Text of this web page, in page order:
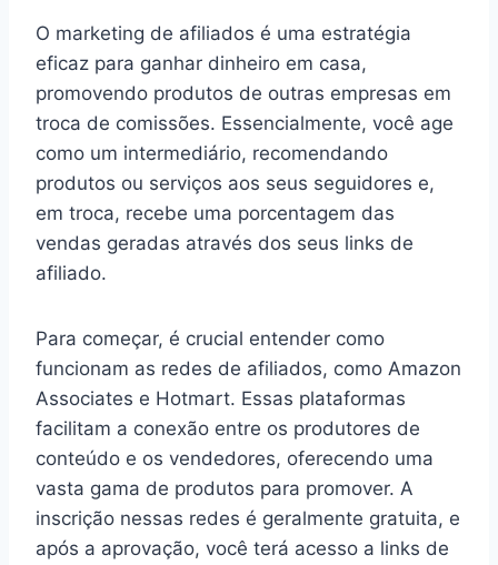
O marketing de afiliados é uma estratégia
eficaz para ganhar dinheiro em casa,
promovendo produtos de outras empresas em
troca de comissões. Essencialmente, você age
como um intermediário, recomendando
produtos ou serviços aos seus seguidores e,
em troca, recebe uma porcentagem das
vendas geradas através dos seus links de
afiliado.
Para começar, é crucial entender como
funcionam as redes de afiliados, como Amazon
Associates e Hotmart. Essas plataformas
facilitam a conexão entre os produtores de
conteúdo e os vendedores, oferecendo uma
vasta gama de produtos para promover. A
inscrição nessas redes é geralmente gratuita, e
após a aprovação, você terá acesso a links de